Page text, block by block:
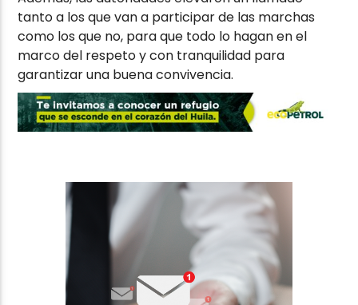
tanto a los que van a participar de las marchas
como los que no, para que todo lo hagan en el
marco del respeto y con tranquilidad para
garantizar una buena convivencia.